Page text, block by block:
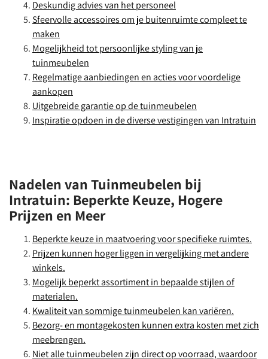
Deskundig advies van het personeel
Sfeervolle accessoires om je buitenruimte compleet te
maken
Mogelijkheid tot persoonlijke styling van je
tuinmeubelen
Regelmatige aanbiedingen en acties voor voordelige
aankopen
Uitgebreide garantie op de tuinmeubelen
Inspiratie opdoen in de diverse vestigingen van Intratuin
Nadelen van Tuinmeubelen bij
Intratuin: Beperkte Keuze, Hogere
Prijzen en Meer
Beperkte keuze in maatvoering voor specifieke ruimtes.
Prijzen kunnen hoger liggen in vergelijking met andere
winkels.
Mogelijk beperkt assortiment in bepaalde stijlen of
materialen.
Kwaliteit van sommige tuinmeubelen kan variëren.
Bezorg- en montagekosten kunnen extra kosten met zich
meebrengen.
Niet alle tuinmeubelen zijn direct op voorraad, waardoor